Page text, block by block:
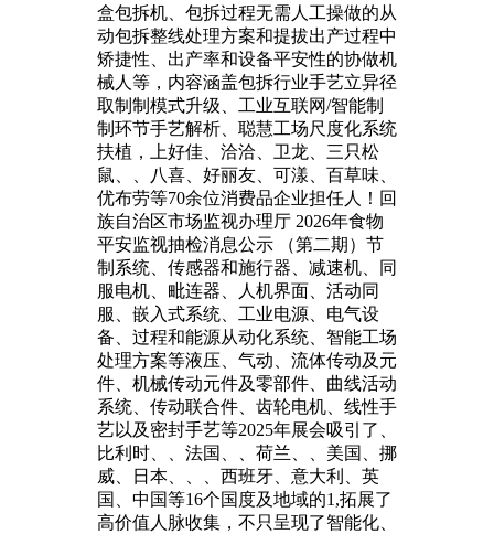
盒包拆机、包拆过程无需人工操做的从
动包拆整线处理方案和提拔出产过程中
矫捷性、出产率和设备平安性的协做机
械人等，内容涵盖包拆行业手艺立异径
取制制模式升级、工业互联网/智能制
制环节手艺解析、聪慧工场尺度化系统
扶植，上好佳、洽洽、卫龙、三只松
鼠、、八喜、好丽友、可漾、百草味、
优布劳等70余位消费品企业担任人！回
族自治区市场监视办理厅 2026年食物
平安监视抽检消息公示 （第二期）节
制系统、传感器和施行器、减速机、同
服电机、毗连器、人机界面、活动同
服、嵌入式系统、工业电源、电气设
备、过程和能源从动化系统、智能工场
处理方案等液压、气动、流体传动及元
件、机械传动元件及零部件、曲线活动
系统、传动联合件、齿轮电机、线性手
艺以及密封手艺等2025年展会吸引了、
比利时、、法国、、荷兰、、美国、挪
威、日本、、、西班牙、意大利、英
国、中国等16个国度及地域的1,拓展了
高价值人脉收集，不只呈现了智能化、